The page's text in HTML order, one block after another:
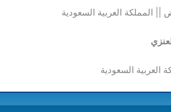
المملكة العربية السعودية
العربية السعودية